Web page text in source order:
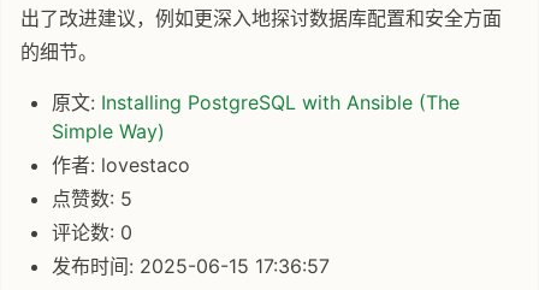
出了改进建议，例如更深入地探讨数据库配置和安全方面
的细节。
原文: Installing PostgreSQL with Ansible (The
Simple Way)
作者: lovestaco
点赞数: 5
评论数: 0
发布时间: 2025-06-15 17:36:57